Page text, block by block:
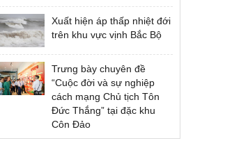
Xuất hiện áp thấp nhiệt đới
trên khu vực vịnh Bắc Bộ
Trưng bày chuyên đề
“Cuộc đời và sự nghiệp
cách mạng Chủ tịch Tôn
Đức Thắng” tại đặc khu
Côn Đảo